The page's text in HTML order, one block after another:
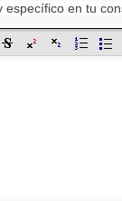
específico en tu